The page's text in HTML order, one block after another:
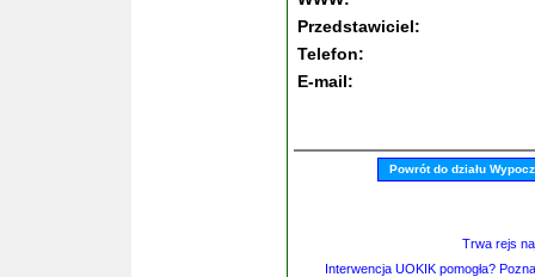
Przedstawiciel:
Telefon:
E-mail:
Powrót do działu
Trwa rejs
Interwencja UOKIK pomogła?